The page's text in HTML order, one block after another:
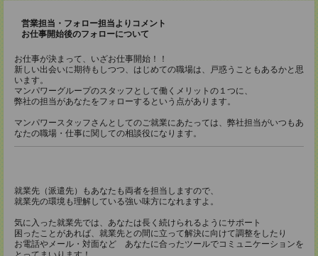
営業担当・フォロー担当よりコメント
お仕事開始後のフォローについて
お仕事が決まって、いざお仕事開始！！
新しい出会いに期待もしつつ、はじめての職場は、戸惑うこともあるかと思
います。
マンパワーグループのスタッフとして働くメリットの１つに、
弊社の担当があなたをフォローするという点があります。
マンパワースタッフさんとしてのご就業にあたっては、弊社担当がいつもあ
なたの職場・仕事に関しての相談役になります。
就業先（派遣先）もあなたも両者を担当しますので、
就業先の環境も理解している強い味方になれますよ。
気に入った就業先では、あなたは長く続けられるようにサポート
困ったことがあれば、就業先との間に立って解決に向けて調整をしたり
お電話やメール・対面など あなたに合ったツールでコミュニケーションを